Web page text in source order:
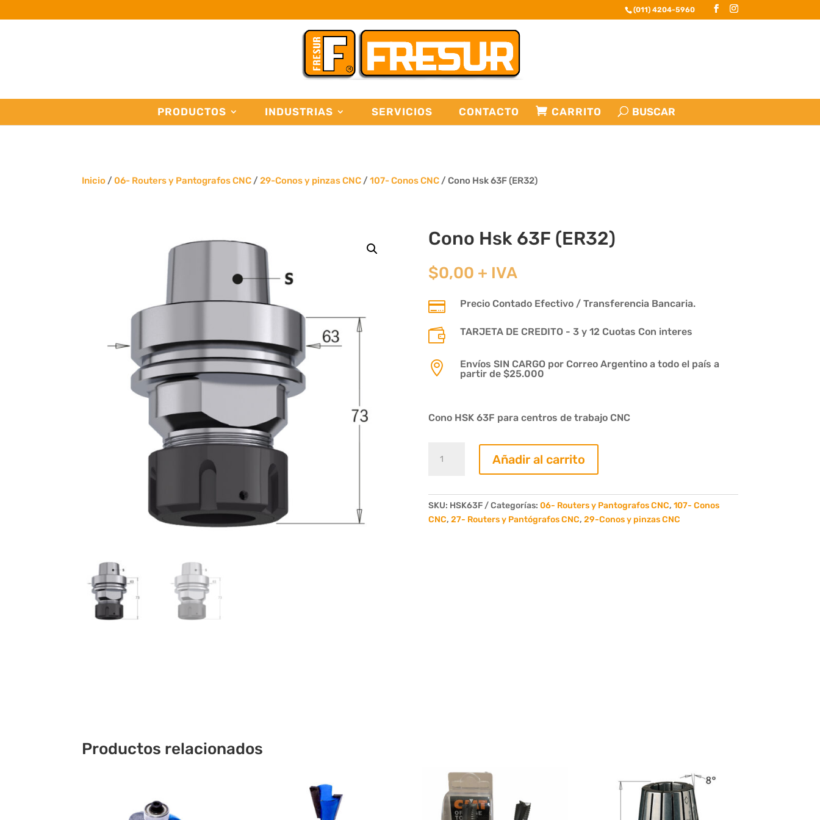
(011) 4204-5960
PRODUCTOS INDUSTRIAS SERVICIOS CONTACTO CARRITO
Inicio /06- Routers y Pantografos CNC /29-Conos y pinzas CNC /107- Conos CNC / Cono Hsk 63F (ER32)
Cono Hsk 63F (ER32)
$0,00 + IVA
 Precio Contado Efectivo / Transferencia Bancaria.
 TARJETA DE CREDITO - 3 y 12 Cuotas Con interes

Envíos SIN CARGO por Correo Argentino a todo el país a
partir de $25.000
Cono HSK 63F para centros de trabajo CNC
Hsk
cantidad
Añadir al carrito
SKU: HSK63F Categorías: 06- Routers y Pantografos CNC, 107- Conos
CNC, 27- Routers y Pantógrafos CNC, 29-Conos y pinzas CNC
Productos relacionados